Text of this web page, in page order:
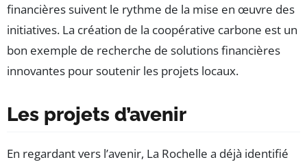
financières suivent le rythme de la mise en œuvre des
initiatives. La création de la coopérative carbone est un
bon exemple de recherche de solutions financières
innovantes pour soutenir les projets locaux.
Les projets d’avenir
En regardant vers l’avenir, La Rochelle a déjà identifié